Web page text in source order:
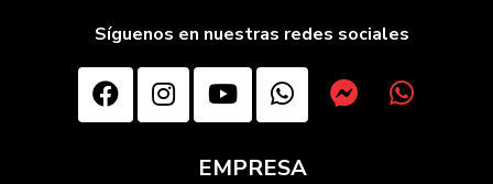
Síguenos en nuestras redes sociales
EMPRESA